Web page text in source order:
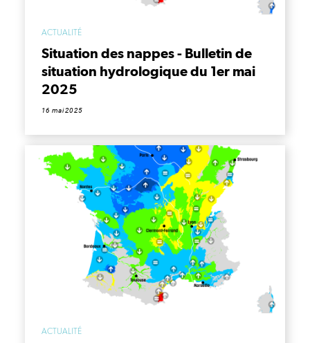
ACTUALITÉ
Situation des nappes - Bulletin de
situation hydrologique du 1er mai
2025
16 mai 2025
ACTUALITÉ